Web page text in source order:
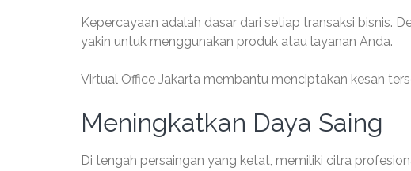
Kepercayaan adalah dasar dari setiap transaksi bisnis.
yakin untuk menggunakan produk atau layanan Anda.
Virtual Office Jakarta membantu menciptakan kesan
Meningkatkan Daya Saing
Di tengah persaingan yang ketat, memiliki citra